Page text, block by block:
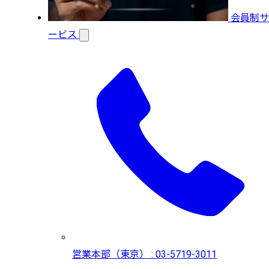
会員制サ
ービス
営業本部（東京） : 03-5719-3011